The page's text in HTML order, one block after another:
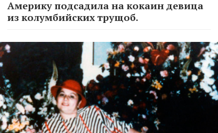
Америку подсадила на кокаин девица
из колумбийских трущоб.